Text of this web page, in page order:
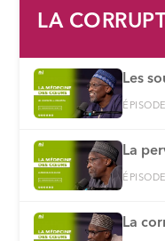
LA
Les
La
La